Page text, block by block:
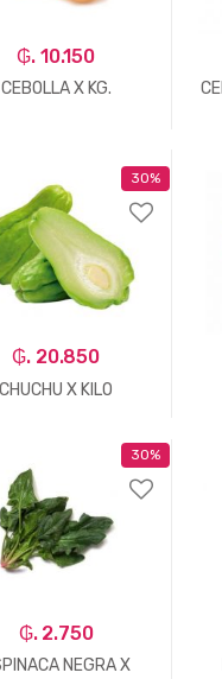
₲. 10.150
CEBOLLA X KG.
+
30%
₲. 20.850
CHUCHU X KILO
+
30%
₲. 2.750
NEGRA X